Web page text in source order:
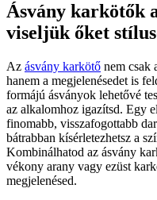
Ásvány karkötők
viseljük őket
Az ásvány karkötő nem csak
hanem a megjelenésedet is
formájú ásványok lehetővé
az alkalomhoz igazítsd. Egy
finomabb, visszafogottabb
bátrabban kísérletezhetsz a
Kombinálhatod az ásvány
vékony arany vagy ezüst
megjelenésed.